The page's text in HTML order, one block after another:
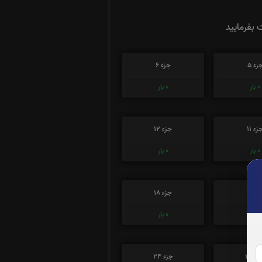
بفرمایید
5
0 بار
جزء 6
0 بار
11
0 بار
جزء 12
0 بار
0بار
جزء 18
0 بار
جزء 24